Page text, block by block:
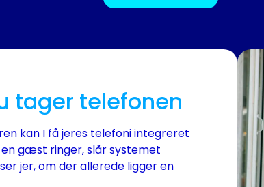
tager telefonen
kan I få jeres telefoni integreret
gæst ringer, slår systemet
jer, om der allerede ligger en